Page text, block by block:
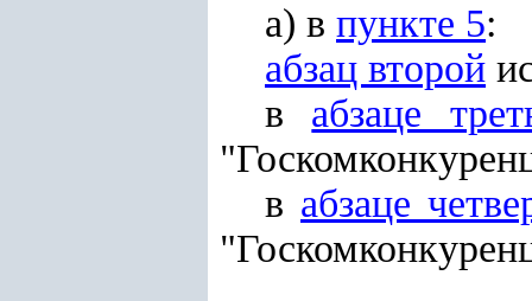
а) в пункте 5:
абзац второй
в абзаце
в абзаце